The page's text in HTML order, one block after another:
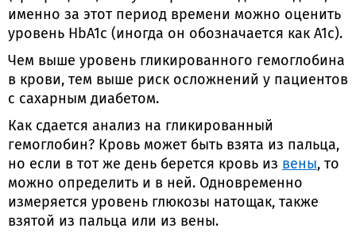
именно за этот период времени можно оценить
уровень HbA1c (иногда он обозначается как A1c).
Чем выше уровень гликированного гемоглобина
в крови, тем выше риск осложнений у пациентов
с сахарным диабетом.
Как сдается анализ на гликированный
гемоглобин? Кровь может быть взята из пальца,
но если в тот же день берется кровь из вены, то
можно определить и в ней. Одновременно
измеряется уровень глюкозы натощак, также
взятой из пальца или из вены.